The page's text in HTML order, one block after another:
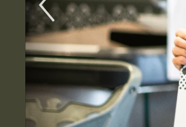
Previous
Slide